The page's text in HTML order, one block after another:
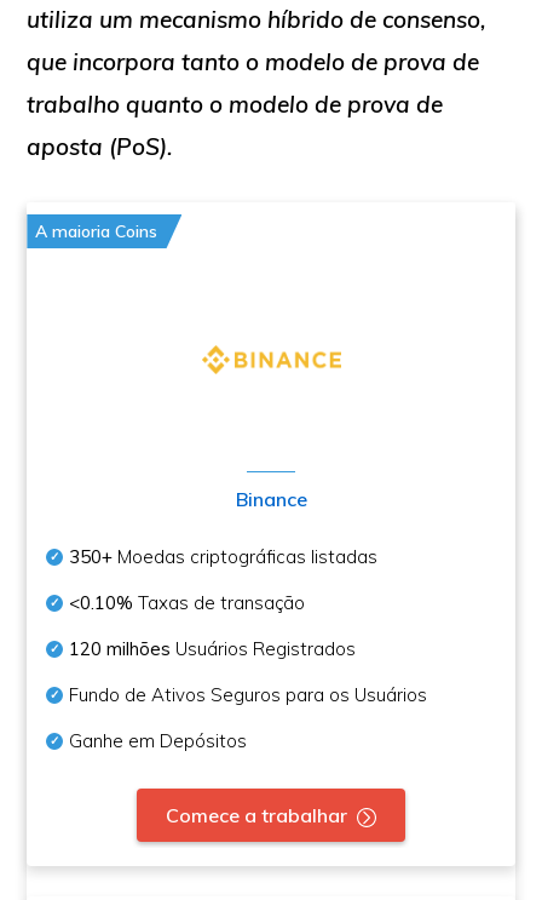
utiliza um mecanismo híbrido de consenso,
que incorpora tanto o modelo de prova de
trabalho quanto o modelo de prova de
aposta (PoS).
A maioria Coins
Binance
350+ Moedas criptográficas listadas
<0.10% Taxas de transação
120 milhões Usuários Registrados
Fundo de Ativos Seguros para os Usuários
Ganhe em Depósitos
Comece a trabalhar